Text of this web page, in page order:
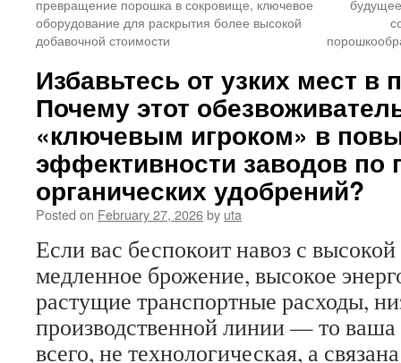
превращение порошка в сокровище, ключевое
оборудование для раскрытия более высокой
добавочной стоимости
Избавьтесь от узких мест в
Почему этот
«ключевым игроком» в
эффективности заводов по
органических удобрений?
Posted on February 27, 2026by uta
Если вас беспокоит навоз с
медленное брожение, высокое
растущие транспортные расходы,
производственной линии — то ваша
всего, не технологическая, а